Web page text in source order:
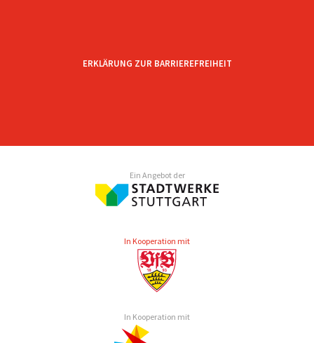
ERKLÄRUNG ZUR BARRIEREFREIHEIT
Ein Angebot der
In Kooperation mit
In Kooperation mit